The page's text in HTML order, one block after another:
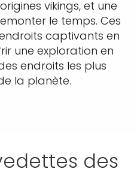
vikings, et une
le temps. Ces
captivants en
une exploration en
endroits les plus
la planète.
des